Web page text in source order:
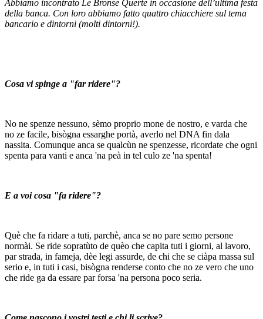
Abbiamo incontrato Le Bronse Querte in occasione dell’ultima festa
della banca. Con loro abbiamo fatto quattro chiacchiere sul tema
bancario e dintorni (molti dintorni!).
Cosa vi spinge a "far ridere"?
No ne spenze nessuno, sèmo proprio mone de nostro, e varda che
no ze facile, bisògna essarghe portà, averlo nel DNA fin dala
nassita. Comunque anca se qualcùn ne spenzesse, ricordate che ogni
spenta para vanti e anca 'na peà in tel culo ze 'na spenta!
E a voi cosa "fa ridere"?
Què che fa ridare a tuti, parchè, anca se no pare semo persone
normài. Se ride sopratùto de quèo che capita tuti i giorni, al lavoro,
par strada, in fameja, dèe legi assurde, de chi che se ciàpa massa sul
serio e, in tuti i casi, bisògna renderse conto che no ze vero che uno
che ride ga da essare par forsa 'na persona poco seria.